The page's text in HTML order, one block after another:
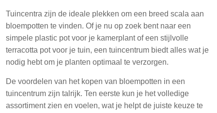
Tuincentra zijn de ideale plekken om een breed scala aan
bloempotten te vinden. Of je nu op zoek bent naar een
simpele plastic pot voor je kamerplant of een stijlvolle
terracotta pot voor je tuin, een tuincentrum biedt alles wat je
nodig hebt om je planten optimaal te verzorgen.
De voordelen van het kopen van bloempotten in een
tuincentrum zijn talrijk. Ten eerste kun je het volledige
assortiment zien en voelen, wat je helpt de juiste keuze te